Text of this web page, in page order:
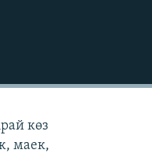
көз
маек,